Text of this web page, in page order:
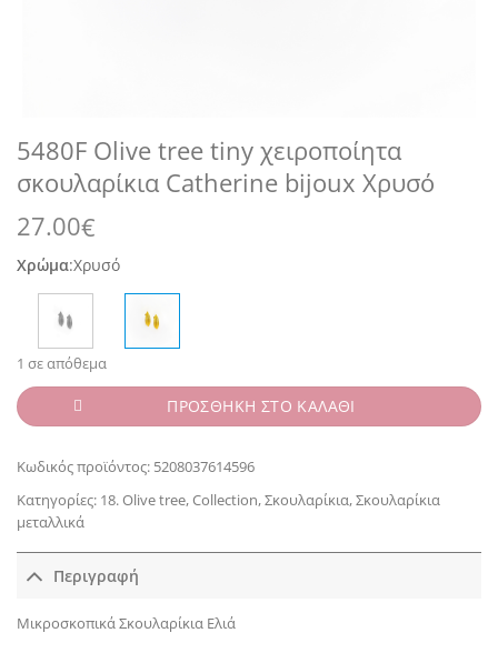
5480F Olive tree tiny χειροποίητα
σκουλαρίκια Catherine bijoux Χρυσό
27.00€
Χρώμα:Χρυσό
1 σε απόθεμα
ΠΡΟΣΘΗΚΗ ΣΤΟ ΚΑΛΑΘΙ
Κωδικός προϊόντος: 5208037614596
Κατηγορίες: 18. Olive tree,Collection,Σκουλαρίκια,Σκουλαρίκια
μεταλλικά
Περιγραφή
Μικροσκοπικά Σκουλαρίκια Ελιά